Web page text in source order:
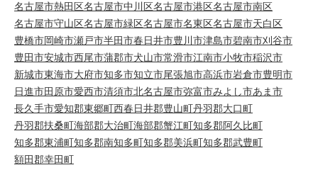
名古屋市熱田区名古屋市中川区名古屋市港区名古屋市南区
名古屋市守山区名古屋市緑区名古屋市名東区名古屋市天白区
豊橋市岡崎市瀬戸市半田市春日井市豊川市津島市碧南市刈谷市
豊田市安城市西尾市蒲郡市犬山市常滑市江南市小牧市稲沢市
新城市東海市大府市知多市知立市尾張旭市高浜市岩倉市豊明市
日進市田原市愛西市清須市北名古屋市弥富市みよし市あま市
長久手市愛知郡東郷町西春日井郡豊山町丹羽郡大口町
丹羽郡扶桑町海部郡大治町海部郡蟹江町知多郡阿久比町
知多郡東浦町知多郡南知多町知多郡美浜町知多郡武豊町
額田郡幸田町